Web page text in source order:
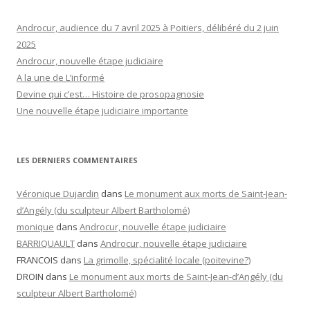
Androcur, audience du 7 avril 2025 à Poitiers, délibéré du 2 juin
2025
Androcur, nouvelle étape judiciaire
A la une de L’informé
Devine qui c’est… Histoire de prosopagnosie
Une nouvelle étape judiciaire importante
LES DERNIERS COMMENTAIRES
Véronique Dujardin dans Le monument aux morts de Saint-Jean-
d’Angély (du sculpteur Albert Bartholomé)
monique dans Androcur, nouvelle étape judiciaire
BARRIQUAULT dans Androcur, nouvelle étape judiciaire
FRANCOIS dans La grimolle, spécialité locale (poitevine?)
DROIN dans Le monument aux morts de Saint-Jean-d’Angély (du
sculpteur Albert Bartholomé)